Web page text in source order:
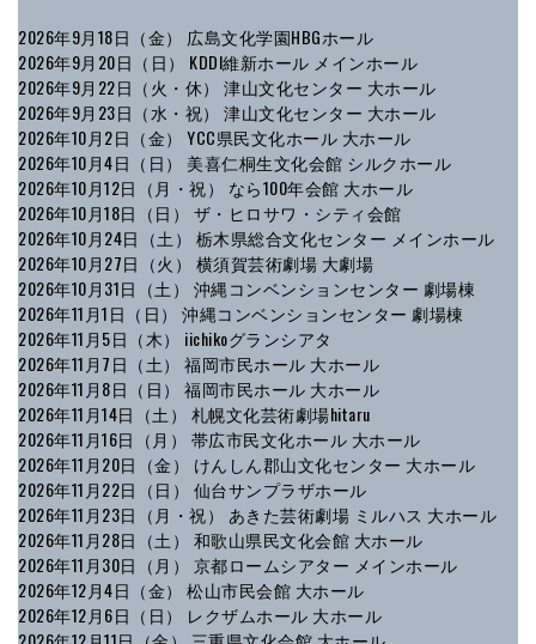
2026年9月18日（金） 広島文化学園HBGホール
2026年9月20日（日） KDDI維新ホール メインホール
2026年9月22日（火・休） 津山文化センター 大ホール
2026年9月23日（水・祝） 津山文化センター 大ホール
2026年10月2日（金） YCC県民文化ホール 大ホール
2026年10月4日（日） 美喜仁桐生文化会館 シルクホール
2026年10月12日（月・祝） なら100年会館 大ホール
2026年10月18日（日） ザ・ヒロサワ・シティ会館
2026年10月24日（土） 栃木県総合文化センター メインホール
2026年10月27日（火） 横須賀芸術劇場 大劇場
2026年10月31日（土） 沖縄コンベンションセンター 劇場棟
2026年11月1日（日） 沖縄コンベンションセンター 劇場棟
2026年11月5日（木） iichikoグランシアタ
2026年11月7日（土） 福岡市民ホール 大ホール
2026年11月8日（日） 福岡市民ホール 大ホール
2026年11月14日（土） 札幌文化芸術劇場hitaru
2026年11月16日（月） 帯広市民文化ホール 大ホール
2026年11月20日（金） けんしん郡山文化センター 大ホール
2026年11月22日（日） 仙台サンプラザホール
2026年11月23日（月・祝） あきた芸術劇場 ミルハス 大ホール
2026年11月28日（土） 和歌山県民文化会館 大ホール
2026年11月30日（月） 京都ロームシアター メインホール
2026年12月4日（金） 松山市民会館 大ホール
2026年12月6日（日） レクザムホール 大ホール